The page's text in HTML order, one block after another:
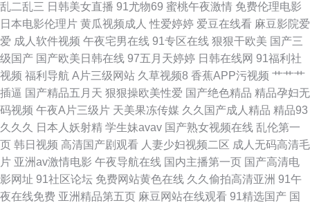
福利社 日本不卡二区 97久草热 九一日韩高清 亚洲色图五月天 福利合集在线
导航 精品国产 婷婷色网站 东京热色图片 欧美亚色色 91久久豆花 东方四虎
色av 欧美孕妇性交 欧洲一级片 91欧洲视频 麻豆精品md 91色情软件入口
乱二乱三 日韩美女直播 91尤物69 蜜桃午夜激情 免费伦理电影
日本电影伦理片 黄瓜视频成人 性爱婷婷 爱豆在线看 麻豆影院爱
爱 成人软件视频 午夜宅男在线 91专区在线 狠狠干欧美 国产三
级国产 国产欧美日韩在线 97五月天婷婷 日韩在线网 91福利社
视频 福利导航 A片三级网站 久草视频8 香蕉APP污视频 艹艹艹
插逼 国产精品五月天 狠狠操欧美性爱 国产绝色精品 精品孕妇无
码视频 午夜A片三级片 天美果冻传媒 久久国产成人精品 精品93
久久久
日本人妖射精 学生妹avav 国产熟女视频在线 乱伦第一
页 韩日视频 高清国产剧观看 人妻少妇视频二区 成人无码高清毛
片 亚洲av激情电影 午夜导航在线 国内主播第一页 国产高清电
影网址 91社区论坛 免费网站黄色在线 久久偷拍高清亚洲 91午
夜在线免费 亚洲精品第五页 麻豆网站在线观看 91精选国产 国